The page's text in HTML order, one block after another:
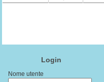
Login
Nome utente